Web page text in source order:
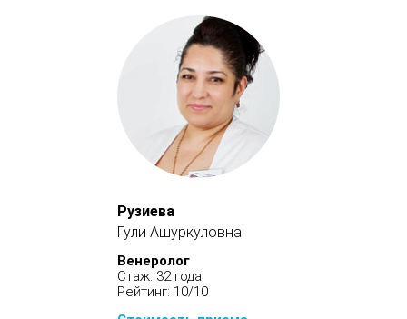
Рузиева
Гули Ашуркуловна
Венеролог
Стаж: 32 года
Рейтинг: 10/10